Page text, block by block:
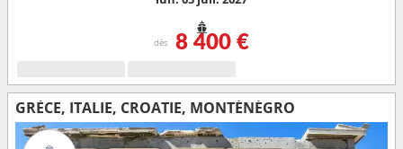
dès 8 400 €
GRÈCE, ITALIE, CROATIE, MONTÉNÉGRO